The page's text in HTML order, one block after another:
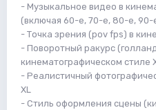
- Музыкальное видео в
(включая 60-е, 70-е, 80-е, 90-
- Точка зрения (pov fps) в
- Поворотный ракурс
кинематографическом стиле
- Реалистичный
XL
- Стиль оформления сцены